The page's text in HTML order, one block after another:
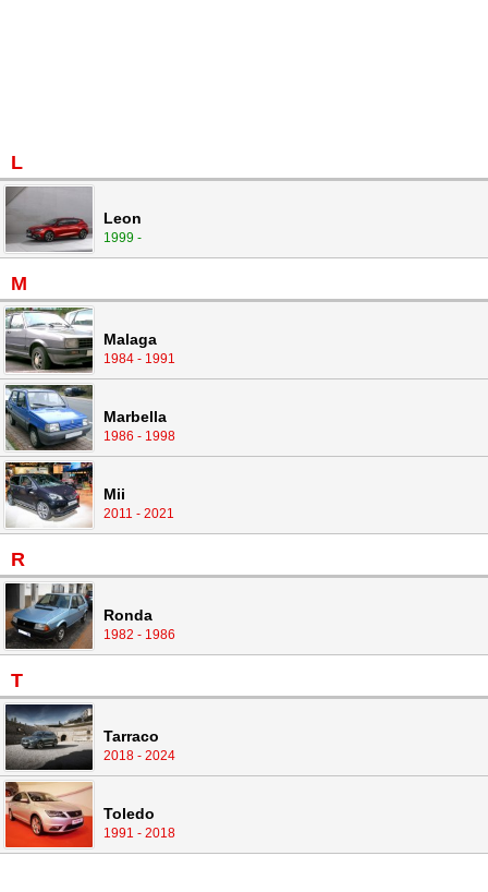
L
Leon
1999 -
M
Malaga
1984 - 1991
Marbella
1986 - 1998
Mii
2011 - 2021
R
Ronda
1982 - 1986
T
Tarraco
2018 - 2024
Toledo
1991 - 2018